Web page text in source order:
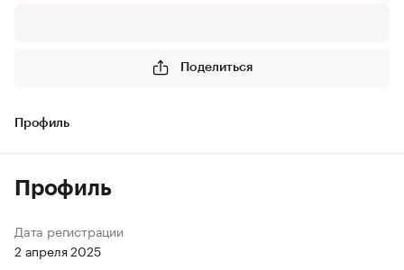
Поделиться
Профиль
Профиль
Дата регистрации
2 апреля 2025